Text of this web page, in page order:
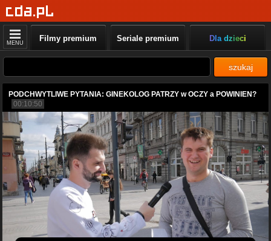
MENU Filmy premium Seriale premium Dla dzieci
szukaj
PODCHWYTLIWE PYTANIA: GINEKOLOG PATRZY w OCZY a POWINIEN?
00:10:50